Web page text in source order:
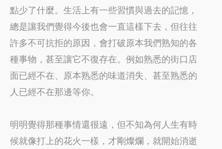
點少了什麼。生活上有一些習慣與過去的記憶，
總是讓我們覺得今後也會一直這樣下去，但往往
許多不可抗拒的原因，會打破原本我們熟知的各
種事物，甚至讓它不復存在。例如熟悉的街口店
面已經不在、原本熟悉的味道消失、甚至熟悉的
人已經不在那邊等你。
明明覺得那種事情還很遠，但不知為何人生有時
候就像打上的花火一樣，才剛燦爛，就開始消逝